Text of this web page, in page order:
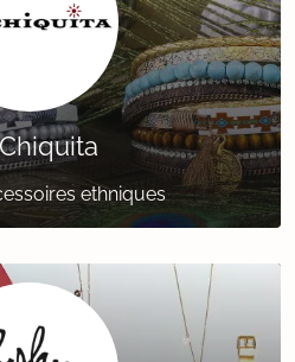
ethniques